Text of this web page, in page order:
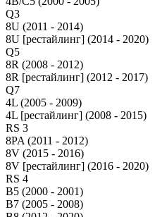
Q3
8U (2011 - 2014)
8U [рестайлинг] (2014 - 2020)
Q5
8R (2008 - 2012)
8R [рестайлинг] (2012 - 2017)
Q7
4L (2005 - 2009)
4L [рестайлинг] (2008 - 2015)
RS 3
8PA (2011 - 2012)
8V (2015 - 2016)
8V [рестайлинг] (2016 - 2020)
RS 4
B5 (2000 - 2001)
B7 (2005 - 2008)